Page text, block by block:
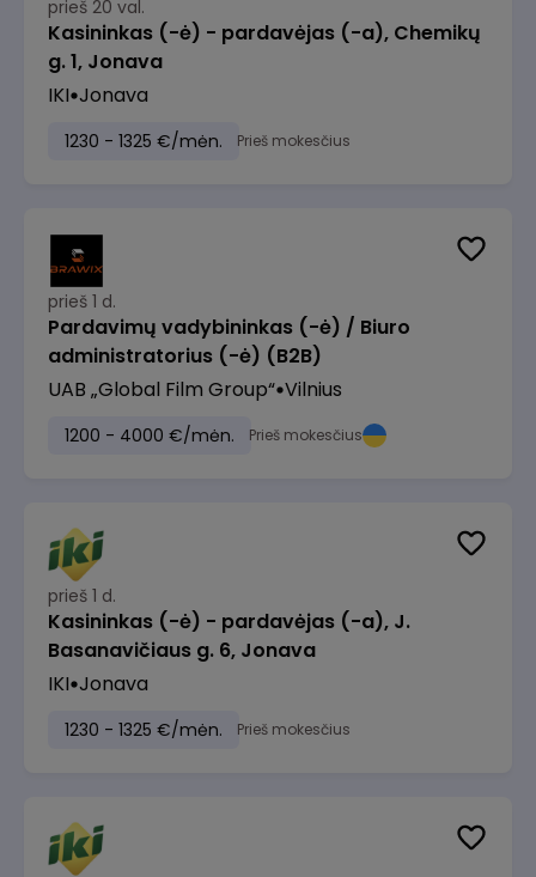
prieš 20 val.
Kasininkas (-ė) - pardavėjas (-a), Chemikų
g. 1, Jonava
IKI Jonava
1230 - 1325 €/mėn. Prieš mokesčius
prieš 1 d.
Pardavimų vadybininkas (-ė) / Biuro
administratorius (-ė) (B2B)
UAB „Global Film Group“ Vilnius
1200 - 4000 €/mėn. Prieš mokesčius
prieš 1 d.
Kasininkas (-ė) - pardavėjas (-a), J.
Basanavičiaus g. 6, Jonava
IKI Jonava
1230 - 1325 €/mėn. Prieš mokesčius